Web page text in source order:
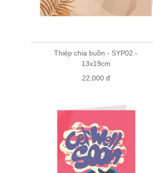
Thiệp chia buồn - SYP02 -
13x19cm
22,000 đ